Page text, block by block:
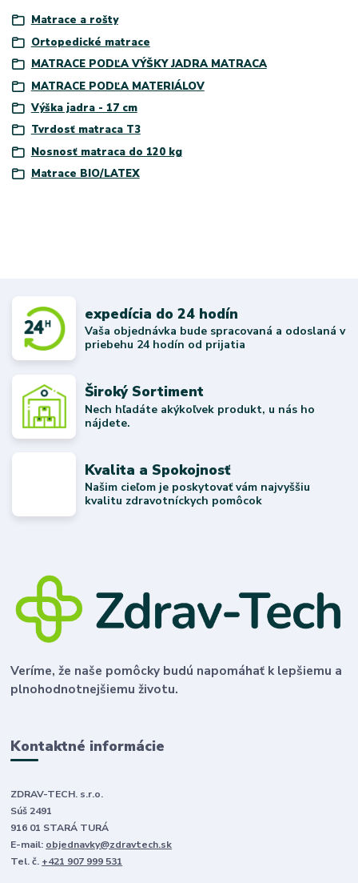
Matrace a rošty
Ortopedické matrace
MATRACE PODĽA VÝŠKY JADRA MATRACA
MATRACE PODĽA MATERIÁLOV
Výška jadra - 17 cm
Tvrdosť matraca T3
Nosnosť matraca do 120 kg
Matrace BIO/LATEX
expedícia do 24 hodín
Vaša objednávka bude spracovaná a odoslaná v
priebehu 24 hodín od prijatia
Široký Sortiment
Nech hľadáte akýkoľvek produkt, u nás ho
nájdete.
Kvalita a Spokojnosť
Našim cieľom je poskytovať vám najvyššiu
kvalitu zdravotníckych pomôcok
Veríme, že naše pomôcky budú napomáhať k lepšiemu a
plnohodnotnejšiemu životu.
Kontaktné informácie
ZDRAV-TECH. s.r.o.
Súš 2491
916 01 STARÁ TURÁ
E-mail: objednavky@zdravtech.sk
Tel. č. +421 907 999 531